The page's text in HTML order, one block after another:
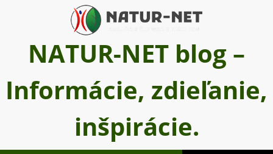
NATUR-NET blog –
Informácie, zdieľanie,
inšpirácie.